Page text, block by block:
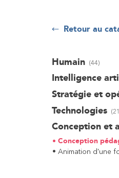
Retour au
Humain (44)
Intelligence
Stratégie et
Technologies (
Conception et
Conception
Animation d'une